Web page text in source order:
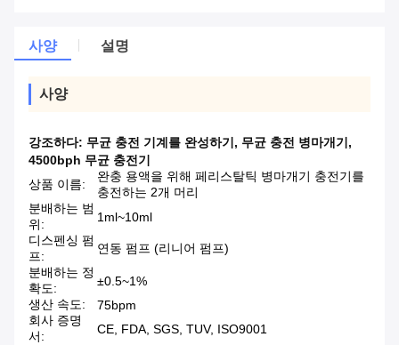
사양 설명
사양
강조하다: 무균 충전 기계를 완성하기 , 무균 충전 병마개기 ,
4500bph 무균 충전기
상품 이름:
완충 용액을 위해 페리스탈틱 병마개기 충전기를
충전하는 2개 머리
분배하는 범
위:
1ml~10ml
디스펜싱 펌
프:
연동 펌프 (리니어 펌프)
분배하는 정
확도:
±0.5~1%
생산 속도:
75bpm
회사 증명
서:
CE, FDA, SGS, TUV, ISO9001